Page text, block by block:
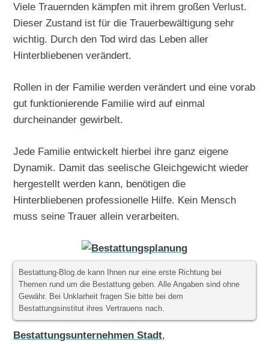
Viele Trauernden kämpfen mit ihrem großen Verlust.
Dieser Zustand ist für die Trauerbewältigung sehr
wichtig. Durch den Tod wird das Leben aller
Hinterbliebenen verändert.
Rollen in der Familie werden verändert und eine vorab
gut funktionierende Familie wird auf einmal
durcheinander gewirbelt.
Jede Familie entwickelt hierbei ihre ganz eigene
Dynamik. Damit das seelische Gleichgewicht wieder
hergestellt werden kann, benötigen die
Hinterbliebenen professionelle Hilfe. Kein Mensch
muss seine Trauer allein verarbeiten.
Bestattung-Blog.de kann Ihnen nur eine erste Richtung bei
Themen rund um die Bestattung geben. Alle Angaben sind ohne
Gewähr. Bei Unklarheit fragen Sie bitte bei dem
Bestattungsinstitut ihres Vertrauens nach.
Bestattungsunternehmen Stadt,